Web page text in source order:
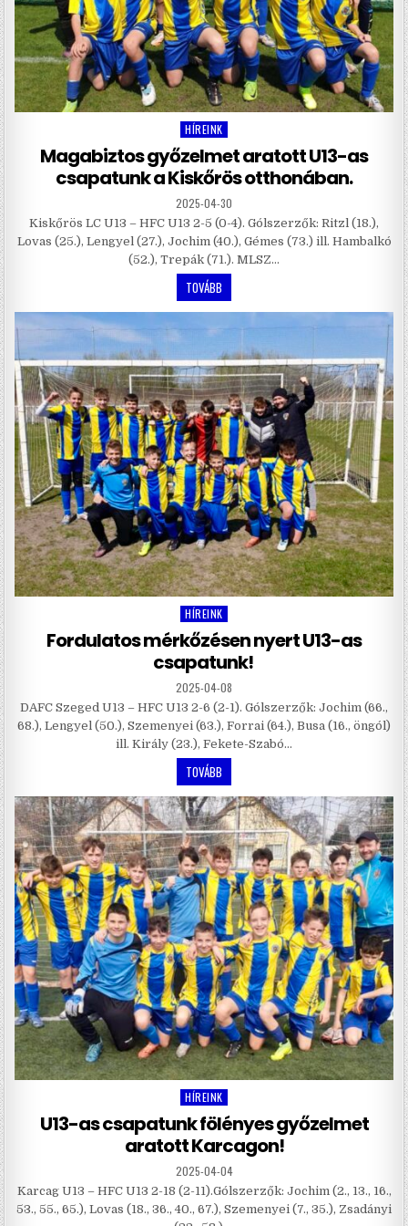
Posted
in
HÍREINK
Magabiztos győzelmet aratott U13-as
csapatunk a Kiskőrös otthonában.
2025-04-30
Kiskőrös LC U13 – HFC U13 2-5 (0-4). Gólszerzők: Ritzl (18.),
Lovas (25.), Lengyel (27.), Jochim (40.), Gémes (73.) ill. Hambalkó
(52.), Trepák (71.). MLSZ…
TOVÁBB
Posted
in
HÍREINK
Fordulatos mérkőzésen nyert U13-as
csapatunk!
2025-04-08
DAFC Szeged U13 – HFC U13 2-6 (2-1). Gólszerzők: Jochim (66.,
68.), Lengyel (50.), Szemenyei (63.), Forrai (64.), Busa (16., öngól)
ill. Király (23.), Fekete-Szabó…
TOVÁBB
Posted
in
HÍREINK
U13-as csapatunk fölényes győzelmet
aratott Karcagon!
2025-04-04
Karcag U13 – HFC U13 2-18 (2-11).Gólszerzők: Jochim (2., 13., 16.,
53., 55., 65.), Lovas (18., 36., 40., 67.), Szemenyei (7., 35.), Zsadányi